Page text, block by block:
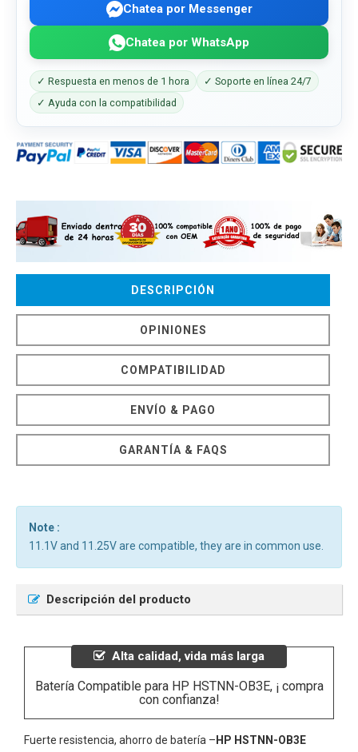
Chatea por Messenger
Chatea por WhatsApp
✓ Respuesta en menos de 1 hora
✓ Soporte en línea 24/7
✓ Ayuda con la compatibilidad
DESCRIPCIÓN
OPINIONES
COMPATIBILIDAD
ENVÍO & PAGO
GARANTÍA & FAQS
Note :
11.1V and 11.25V are compatible, they are in common use.
Descripción del producto
Alta calidad, vida más larga
Batería Compatible para HP HSTNN-OB3E, ¡ compra
con confianza!
Fuerte resistencia, ahorro de batería – HP HSTNN-OB3E